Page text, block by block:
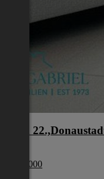
Wien
€ 274 000